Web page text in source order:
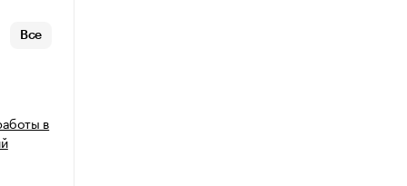
Все
в